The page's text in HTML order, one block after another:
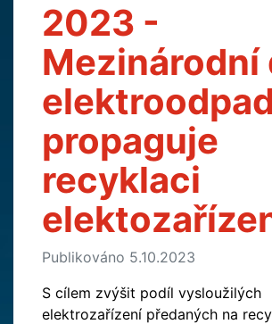
2023 -
Mezinárodní
propaguje
recyklaci
Publikováno 5.10.2023
S cílem zvýšit podíl vysloužilých
elektrozařízení předaných na